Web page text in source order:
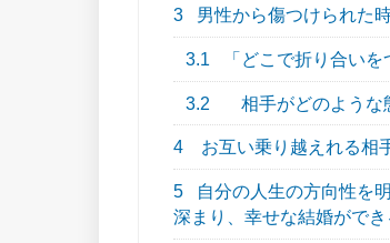
3 男性から傷つけられた
3.1 「どこで折り合いを
3.2 相手がどのような
4 お互い乗り越えれる相
5
自分の人生の方向性を
深まり、幸せな結婚ができ